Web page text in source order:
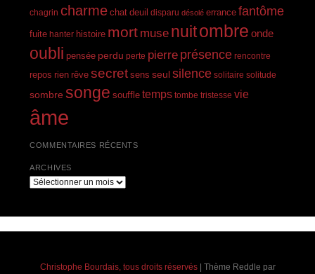
chagrin charme chat deuil disparu désolé errance fantôme
fuite hanter histoire mort muse nuitombre onde
oubli pensée perdu perte pierre présence rencontre
repos rien rêve secret sens seul silence solitaire solitude
sombre songe souffle temps tombe tristesse vie
âme
COMMENTAIRES RÉCENTS
ARCHIVES
Archives
Christophe Bourdais, tous droits réservés
Thème Reddle par